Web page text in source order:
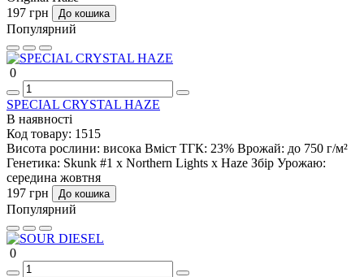
197 грн
До кошика
Популярний
0
SPECIAL CRYSTAL HAZE
В наявності
Код товару: 1515
Висота рослини: висока Вміст ТГК: 23% Врожай: до 750 г/м²
Генетика: Skunk #1 x Northern Lights x Haze Збір Урожаю:
середина жовтня
197 грн
До кошика
Популярний
0